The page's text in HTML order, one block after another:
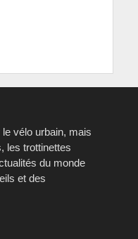
vélo urbain, mais
les trottinettes
du monde
et des